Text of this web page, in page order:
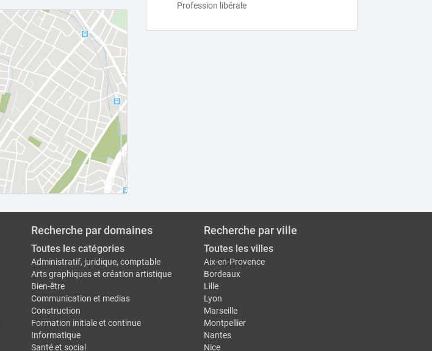
Profession libérale
Recherche par domaines
Toutes les catégories
Administratif, juridique, comptable
Arts graphiques et création artistique
Bien-être
Communication et medias
Construction
Formation initiale et continue
Informatique
Santé et social
Recherche par ville
Toutes les villes
Aix-en-Provence
Bordeaux
Lille
Lyon
Marseille
Montpellier
Nantes
Nice